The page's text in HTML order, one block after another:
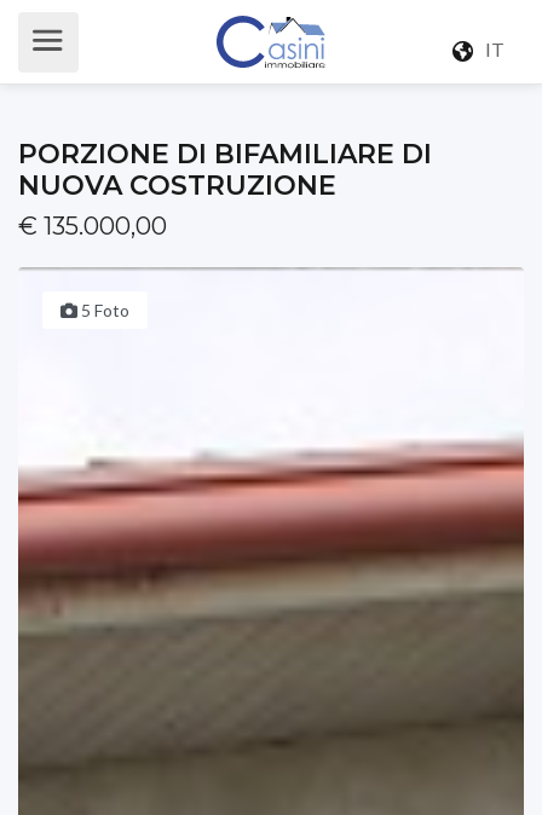
IT
PORZIONE DI BIFAMILIARE DI
NUOVA COSTRUZIONE
€ 135.000,00
5 Foto